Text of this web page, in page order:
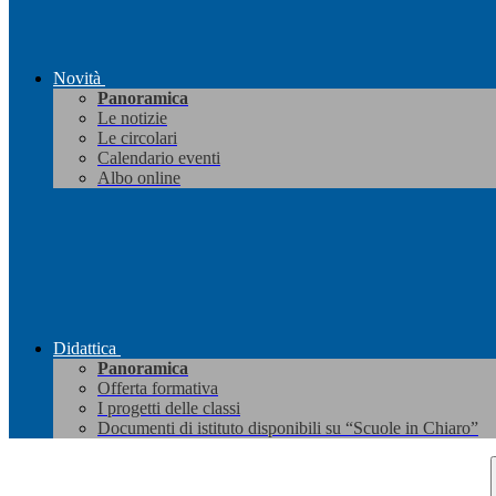
Novità
Panoramica
Le notizie
Le circolari
Calendario eventi
Albo online
Didattica
Panoramica
Offerta formativa
I progetti delle classi
Documenti di istituto disponibili su “Scuole in Chiaro”